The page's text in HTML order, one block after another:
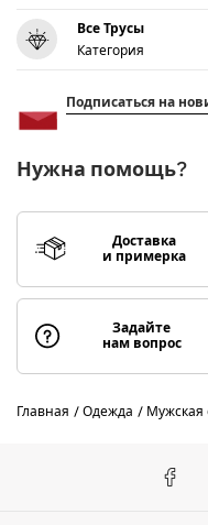
Все Трусы
Категория
Подписаться на
Нужна помощь?
Доставка
и примерка
Задайте
нам вопрос
Главная Одежда Мужская